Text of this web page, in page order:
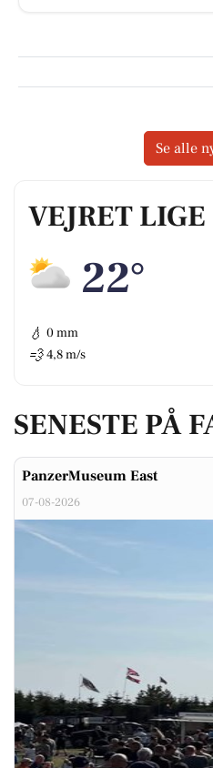
VEJRET
22°
💧 0 mm
💨 4,8 m/s
SENESTE PÅ
PanzerMuseum East
07-08-2026
Se alle